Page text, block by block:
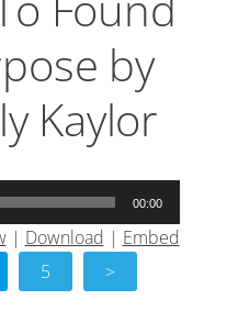
by
Kaylor
00:00
| Download | Embed
5 >